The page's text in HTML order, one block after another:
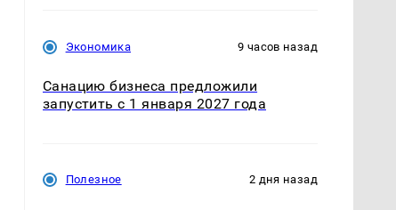
Экономика 9 часов назад
Санацию бизнеса предложили
запустить с 1 января 2027 года
Полезное 2 дня назад